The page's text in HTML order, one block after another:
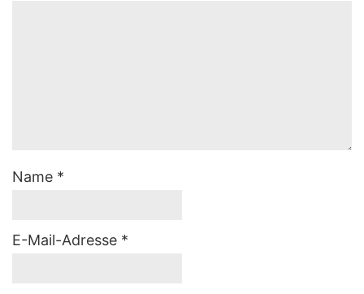
Name *
E-Mail-Adresse *